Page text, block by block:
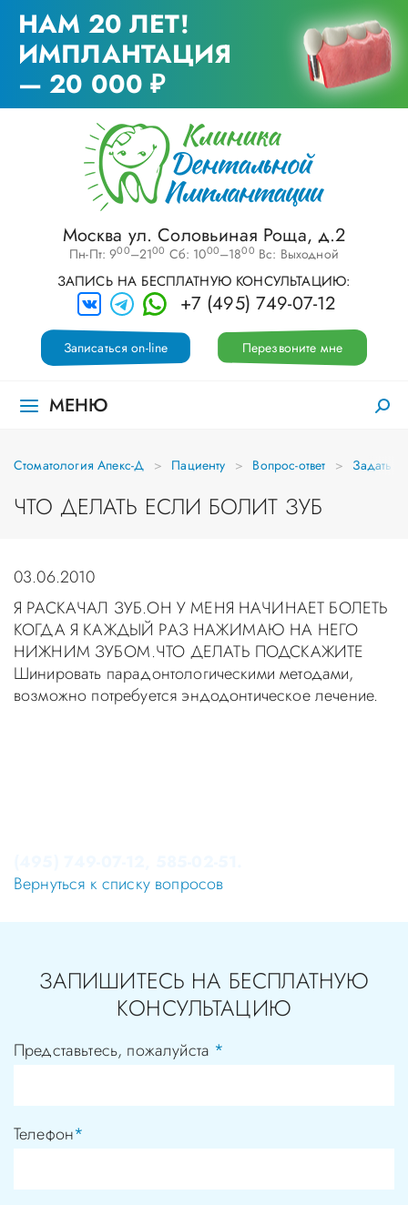
НАМ 20 ЛЕТ!
ИМПЛАНТАЦИЯ
— 20 000 ₽
Москва ул. Соловьиная Роща, д.2
Пн-Пт: 900–2100 Сб: 1000–1800 Вс: Выходной
ЗАПИСЬ НА БЕСПЛАТНУЮ КОНСУЛЬТАЦИЮ:
+7 (495) 749-07-12
Перезвоните мне
Записаться on-line
МЕНЮ
Стоматология Апекс-Д Пациенту Вопрос-ответ Задать
ЧТО ДЕЛАТЬ ЕСЛИ БОЛИТ ЗУБ
03.06.2010
Я РАСКАЧАЛ ЗУБ.ОН У МЕНЯ НАЧИНАЕТ БОЛЕТЬ
КОГДА Я КАЖДЫЙ РАЗ НАЖИМАЮ НА НЕГО
НИЖНИМ ЗУБОМ.ЧТО ДЕЛАТЬ ПОДСКАЖИТЕ
Шинировать парадонтологическими методами,
возможно потребуется эндодонтическое лечение.
Вернуться к списку вопросов
ЗАПИШИТЕСЬ НА БЕСПЛАТНУЮ
КОНСУЛЬТАЦИЮ
Представьтесь, пожалуйста *
Телефон*